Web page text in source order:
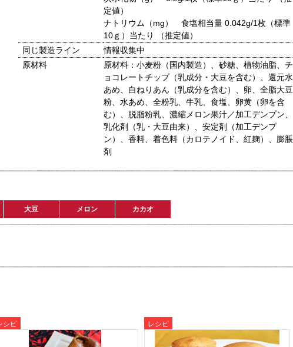
定値）
ナトリウム（mg） 食塩相当量 0.042g/1枚（標準
10ｇ）当たり （推定値）
同じ製造ライン
情報収集中
原材料
原材料：小麦粉（国内製造）、砂糖、植物油脂、チ
ョコレートチップ（乳成分・大豆を含む）、還元水
あめ、白ねりあん（乳成分を含む）、卵、全脂大豆
粉、水あめ、全粉乳、牛乳、食塩、卵黄（卵を含
む）、脱脂粉乳、濃縮メロン果汁／加工デンプン、
乳化剤（乳・大豆由来）、安定剤（加工デンプ
ン）、香料、着色料（カロテノイド、紅麹）、膨脹
剤
大豆 メロン カカオ
シピ レシピ